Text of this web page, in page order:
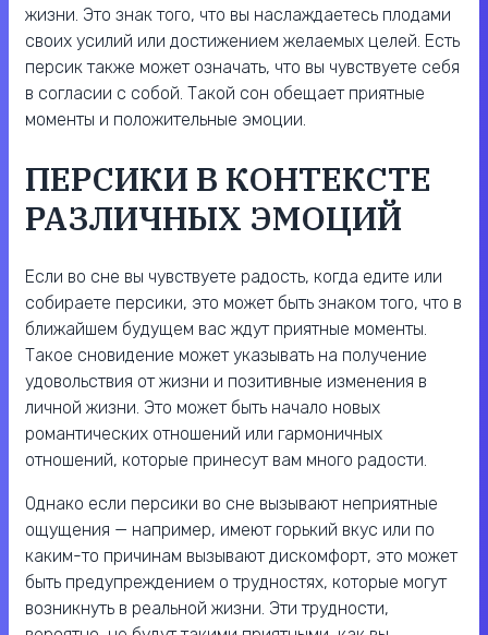
жизни. Это знак того, что вы наслаждаетесь плодами
своих усилий или достижением желаемых целей. Есть
персик также может означать, что вы чувствуете себя
в согласии с собой. Такой сон обещает приятные
моменты и положительные эмоции.
ПЕРСИКИ В КОНТЕКСТЕ
РАЗЛИЧНЫХ ЭМОЦИЙ
Если во сне вы чувствуете радость, когда едите или
собираете персики, это может быть знаком того, что в
ближайшем будущем вас ждут приятные моменты.
Такое сновидение может указывать на получение
удовольствия от жизни и позитивные изменения в
личной жизни. Это может быть начало новых
романтических отношений или гармоничных
отношений, которые принесут вам много радости.
Однако если персики во сне вызывают неприятные
ощущения — например, имеют горький вкус или по
каким-то причинам вызывают дискомфорт, это может
быть предупреждением о трудностях, которые могут
возникнуть в реальной жизни. Эти трудности,